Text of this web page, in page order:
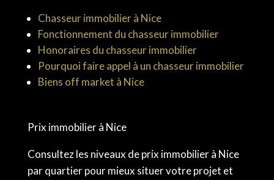
Chasseur immobilier à Nice
Fonctionnement du chasseur immobilier
Honoraires du chasseur immobilier
Pourquoi faire appel à un chasseur immobilier
Biens off market à Nice
Prix immobilier à Nice
Consultez les niveaux de prix immobilier à Nice
par quartier pour mieux situer votre projet et